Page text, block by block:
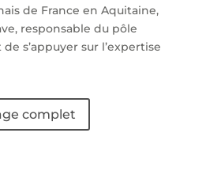
de France en Aquitaine,
responsable du pôle
s’appuyer sur l’expertise
complet